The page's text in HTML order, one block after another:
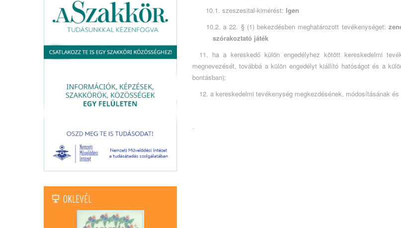
10.1. szeszesital-kimérést: Igen
10.2. a 22. § (1) bekezdésben meghatározott tevékenységet:
szórakoztató játék
11. ha a kereskedő külön engedélyhez kötött kereskedelmi
megnevezését, továbbá a külön engedélyt kiállító hatóságot és a
bontásban);
12. a kereskedelmi tevékenység megkezdésének, módosításának
.
OKLEVÉL